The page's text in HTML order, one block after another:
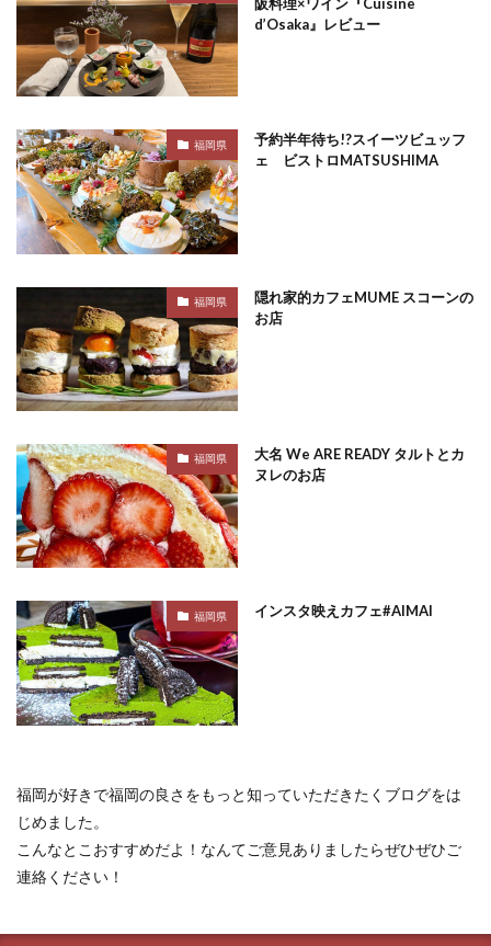
d’Osaka』レビュー
福岡県
予約半年待ち!?スイーツビュッフ
ェ ビストロMATSUSHIMA
福岡県
隠れ家的カフェMUME スコーンの
お店
福岡県
大名 We ARE READY タルトとカ
ヌレのお店
福岡県 インスタ映えカフェ#AIMAI
福岡が好きで福岡の良さをもっと知っていただきたくブログをは
じめました。
こんなとこおすすめだよ！なんてご意見ありましたらぜひぜひご
連絡ください！